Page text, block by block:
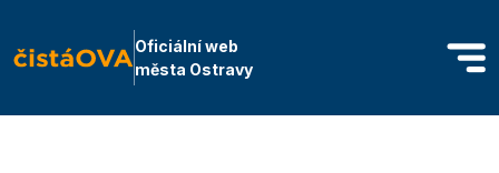
Oficiální web
města Ostravy